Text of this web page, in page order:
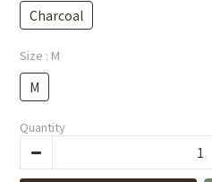
Charcoal
Size : M
M
Quantity